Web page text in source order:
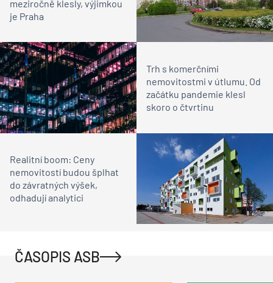
meziročně klesly, výjimkou
je Praha
Trh s komerčními
nemovitostmi v útlumu. Od
začátku pandemie klesl
skoro o čtvrtinu
Realitní boom: Ceny
nemovitostí budou šplhat
do závratných výšek,
odhadují analytici
ČASOPIS ASB